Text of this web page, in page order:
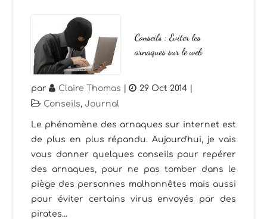
Conseils : Eviter les
arnaques sur le web
par Claire Thomas | 29 Oct 2014
Conseils,Journal
Le phénomène des arnaques sur internet est
de plus en plus répandu. Aujourd'hui, je vais
vous donner quelques conseils pour repérer
des arnaques, pour ne pas tomber dans le
piège des personnes malhonnêtes mais aussi
pour éviter certains virus envoyés par des
pirates...